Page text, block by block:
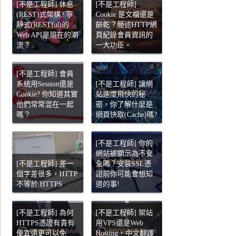
[不是工程師] 休息
(REST)式架構? 寧
靜式(RESTful)的
Web API是現在的潮
流？
[不是工程師]
Cookie 是文檔還是
餅乾？簡述HTTP網
頁紀錄會員資訊的
一大功臣。
[不是工程師] 會員
系統用Session還是
Cookie? 你知道其實
他們常常混在一起
嗎？
[不是工程師] 讓網
站速度飛快的秘
密，你了解什麼是
網頁快取(Cache)嗎?
[不是工程師] 差一
個字差很多，HTTP
不等於 HTTPS
[不是工程師] 你的
網站被顯示為不安
全嗎？安裝SSL憑
證前你可能會想知
道的事!
[不是工程師] 為何
HTTPS憑證有貴有
便宜還更可以免
[不是工程師] 架站
用VPS還是Web
Hosting，中文翻譯